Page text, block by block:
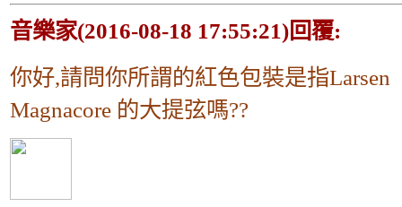
音樂家(2016-08-18 17:55:21)回覆:
你好,請問你所謂的紅色包裝是指Larsen
Magnacore 的大提弦嗎??